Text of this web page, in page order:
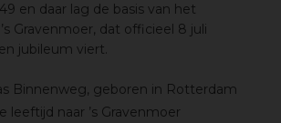
en daar lag de basis van het
Gravenmoer, dat officieel 8 juli
jubileum viert.
Binnenweg, geboren in Rotterdam
leeftijd naar ’s Gravenmoer